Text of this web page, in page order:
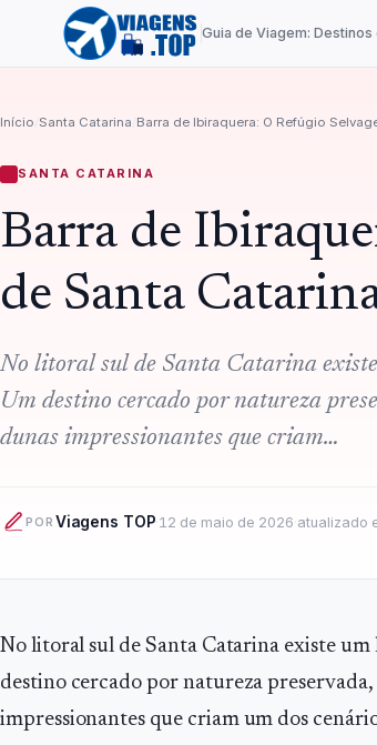
Guia de Viagem: Destinos
Início/Santa Catarina/
SANTA CATARINA
Barra de
de Santa
No litoral sul de Santa Catarina existe
Um destino cercado por natureza
dunas impressionantes que criam…
POR Viagens TOP 12 de maio de 2026 atualizado
No litoral sul de Santa Catarina existe
destino cercado por natureza
impressionantes que criam um dos